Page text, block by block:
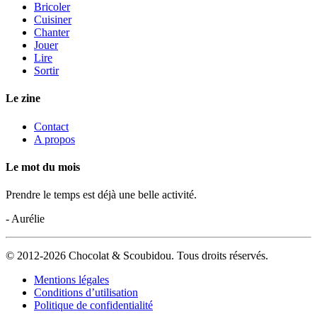
Bricoler
Cuisiner
Chanter
Jouer
Lire
Sortir
Le zine
Contact
A propos
Le mot du mois
Prendre le temps est déjà une belle activité.
- Aurélie
© 2012-2026 Chocolat & Scoubidou. Tous droits réservés.
Mentions légales
Conditions d’utilisation
Politique de confidentialité